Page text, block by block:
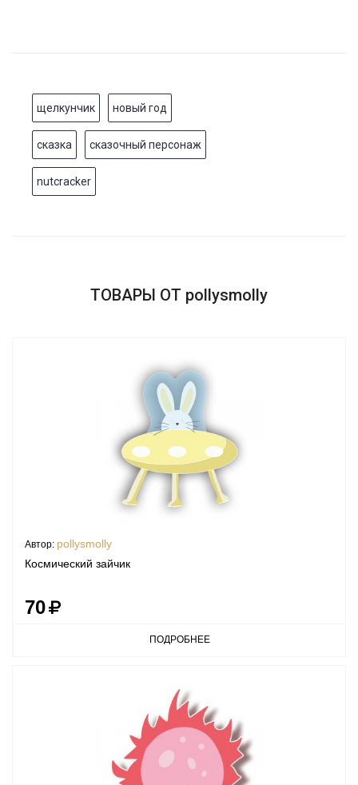
щелкунчик новый год
сказка сказочный персонаж
nutcracker
ТОВАРЫ ОТ pollysmolly
Автор: pollysmolly
Космический зайчик
70
ПОДРОБНЕЕ